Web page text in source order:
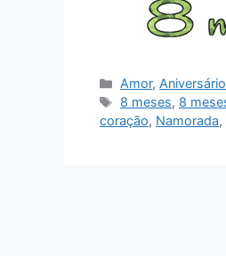
Categorias
Amor, Aniversário
Tags
8 meses, 8
coração, Namorada,